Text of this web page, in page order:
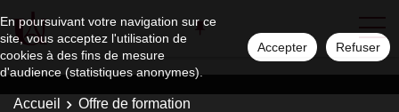
En poursuivant votre navigation sur ce
site, vous acceptez l'utilisation de
cookies à des fins de mesure
d'audience (statistiques anonymes).
Accepter Refuser
Accueil
Offre de formation